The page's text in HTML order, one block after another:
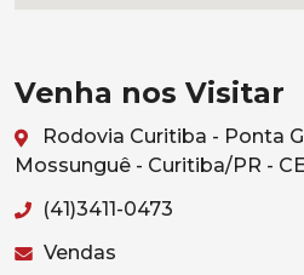
Venha nos Visitar
Rodovia Curitiba - Ponta
Mossunguê - Curitiba/PR -
(41)3411-0473
Vendas